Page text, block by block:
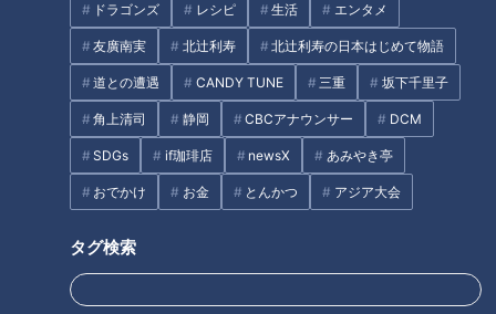
ドラゴンズ レシピ 生活 エンタメ
友廣南実 北辻利寿 北辻利寿の日本はじめて物語
道との遭遇 CANDY TUNE 三重 坂下千里子
角上清司 静岡 CBCアナウンサー DCM
SDGs if珈琲店 newsX あみやき亭
おでかけ お金 とんかつ アジア大会
タグ検索
人気商品「使い捨てカイロ」を
発明したニッポン企業の発想力
どこか淋しい「電報」の廃止論
～携帯電話やＳＮＳで大きく変
わった連絡手段の歴史
タグ